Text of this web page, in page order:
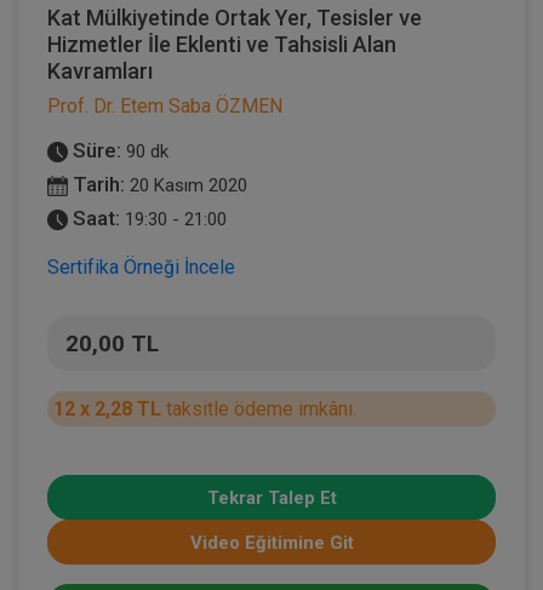
Kat Mülkiyetinde Ortak Yer, Tesisler ve
Hizmetler İle Eklenti ve Tahsisli Alan
Kavramları
Prof. Dr. Etem Saba ÖZMEN
Süre: 90 dk
Tarih: 20 Kasım 2020
Saat: 19:30 - 21:00
Sertifika Örneği İncele
20,00 TL
12 x 2,28 TL taksitle ödeme imkânı.
Tekrar Talep Et
Video Eğitimine Git